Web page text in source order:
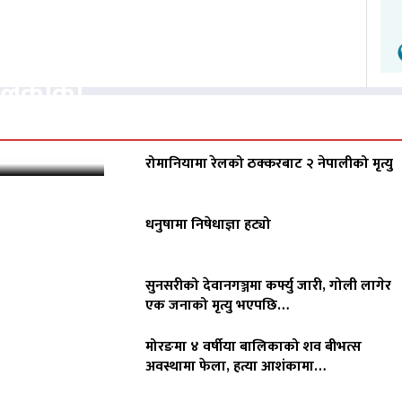
रोमानियामा रेलको ठक्करबाट २ नेपालीको मृत्यु
धनुषामा निषेधाज्ञा हट्यो
सुनसरीको देवानगञ्जमा कर्फ्यु जारी, गोली लागेर
एक जनाको मृत्यु भएपछि…
मोरङमा ४ वर्षीया बालिकाको शव बीभत्स
अवस्थामा फेला, हत्या आशंकामा…